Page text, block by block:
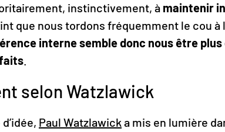
instinctivement, à maintenir
que nous tordons fréquemment le cou
interne semble donc nous être
.
selon Watzlawick
Paul Watzlawicka mis en lumière